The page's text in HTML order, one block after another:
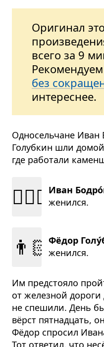
Оригинал
всего за 9
Рекомендуем
без
интереснее.
Односельчане Иван
Голубкин шли
где работали
👱🏻‍♂️ Иван
женился.
👨🏻Фёдор
женился.
Им предстояло
от железной
не спешили. День
вёрст пятнадцать,
Фёдор спросил
Тот ответил, что